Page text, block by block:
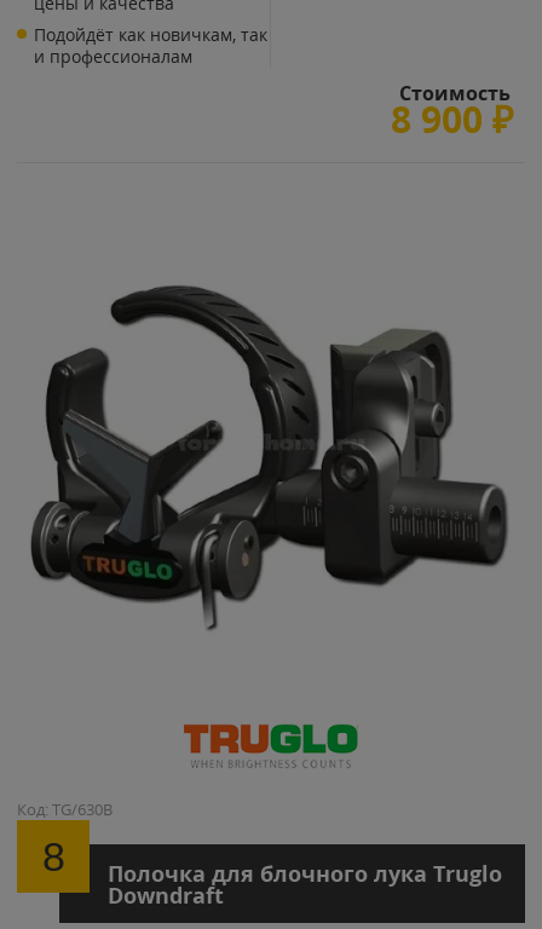
Подойдёт как новичкам, так
и профессионалам
Стоимость
8 900 ₽
Код: TG/630B
8 Полочка для блочного лука Truglo
Downdraft